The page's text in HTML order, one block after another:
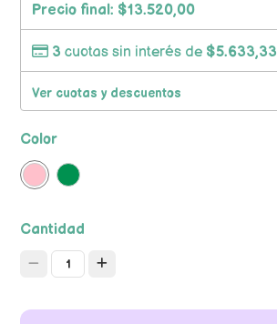
Precio final: $13.520,00
3 cuotas sin interés de $5.633,33
Ver cuotas y descuentos
Color
Cantidad
1